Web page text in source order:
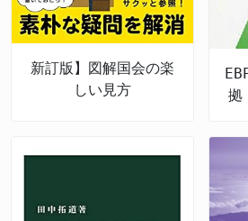
新訂版】図解国会の楽
しい見方
拠